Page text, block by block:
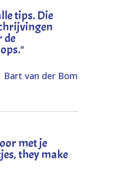
tips. Die
de
"
Bart van der Bom
met je
they make